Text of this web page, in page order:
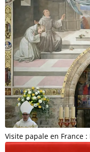
Visite papale en France :